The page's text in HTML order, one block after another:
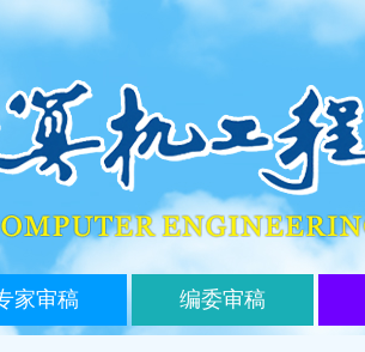
家审稿 编委审稿